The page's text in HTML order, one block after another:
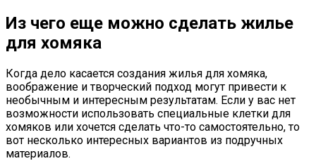
Из чего еще можно сделать жилье
для хомяка
Когда дело касается создания жилья для хомяка,
воображение и творческий подход могут привести к
необычным и интересным результатам. Если у вас нет
возможности использовать специальные клетки для
хомяков или хочется сделать что-то самостоятельно, то
вот несколько интересных вариантов из подручных
материалов.